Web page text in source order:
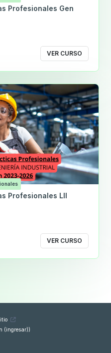
Profesionales Gen
VER CURSO
Profesionales LII
VER CURSO
(ingresar))